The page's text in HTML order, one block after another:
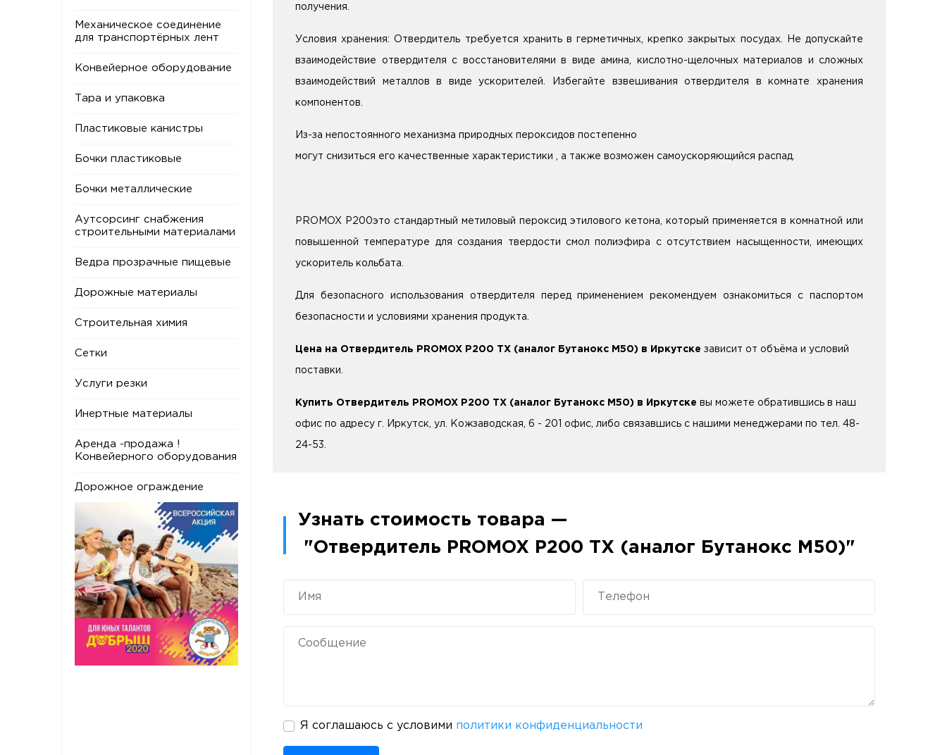
Механическое соединение
для транспортёрных лент
Конвейерное оборудование
Тара и упаковка
Пластиковые канистры
Бочки пластиковые
Бочки металлические
Аутсорсинг снабжения
строительными материалами
Ведра прозрачные пищевые
Дорожные материалы
Строительная химия
Сетки
Услуги резки
Инертные материалы
Аренда -продажа !
Конвейерного оборудования
Дорожное ограждение
получения.
Условия хранения: Отвердитель требуется хранить в герметичных, крепко закрытых посудах. Не допускайте
взаимодействие отвердителя с восстановителями в виде амина, кислотно-щелочных материалов и сложных
взаимодействий металлов в виде ускорителей. Избегайте взвешивания отвердителя в комнате хранения
компонентов.
Из-за непостоянного механизма природных пероксидов постепенно
могут снизиться его качественные характеристики , а также возможен самоускоряющийся распад.
PROMOX P200это стандартный метиловый пероксид этилового кетона, который применяется в комнатной или
повышенной температуре для создания твердости смол полиэфира с отсутствием насыщенности, имеющих
ускоритель кольбата.
Для безопасного использования отвердителя перед применением рекомендуем ознакомиться с паспортом
безопасности и условиями хранения продукта.
Цена на Отвердитель PROMOX P200 TX (аналог Бутанокс М50) в Иркутске зависит от объёма и условий
поставки.
Купить Отвердитель PROMOX P200 TX (аналог Бутанокс М50) в Иркутске вы можете обратившись в наш
офис по адресу г. Иркутск, ул. Кожзаводская, 6 - 201 офис, либо связавшись с нашими менеджерами по тел. 48-
24-53.
Узнать стоимость товара —
"Отвердитель PROMOX P200 TX (аналог Бутанокс М50)"
Я соглашаюсь с условими политики конфиденциальности